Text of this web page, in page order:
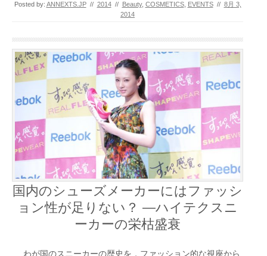
Posted by: ANNEXTS.JP // 2014 // Beauty, COSMETICS, EVENTS // 8月 3,
2014
国内のシューズメーカーにはファッシ
ョン性が足りない？ ―ハイテクスニ
ーカーの栄枯盛衰
わが国のスニーカーの歴史を，ファッション的な視座から